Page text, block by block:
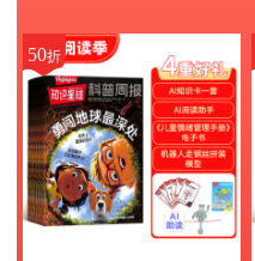
50折